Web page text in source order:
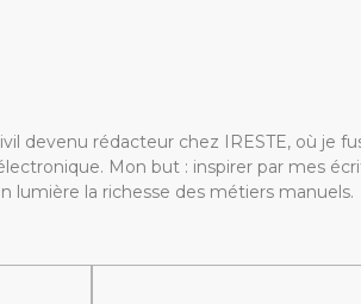
devenu rédacteur chez IRESTE, où je
Mon but : inspirer par mes
lumière la richesse des métiers manuels.